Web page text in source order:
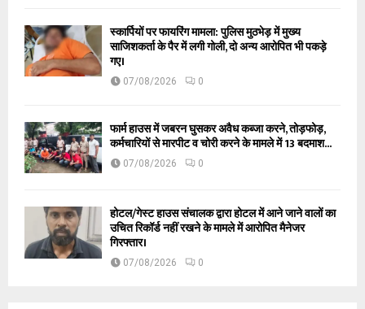
स्कार्पियों पर फायरिंग मामला: पुलिस मुठभेड़ में मुख्य
साजिशकर्ता के पैर में लगी गोली, दो अन्य आरोपित भी पकड़े
गए।
07/08/2026 0
फार्म हाउस में जबरन घुसकर अवैध कब्जा करने, तोड़फोड़,
कर्मचारियों से मारपीट व चोरी करने के मामले में 13 बदमाश...
07/08/2026 0
होटल/गेस्ट हाउस संचालक द्वारा होटल में आने जाने वालों का
उचित रिकॉर्ड नहीं रखने के मामले में आरोपित मैनेजर
गिरफ्तार।
07/08/2026 0